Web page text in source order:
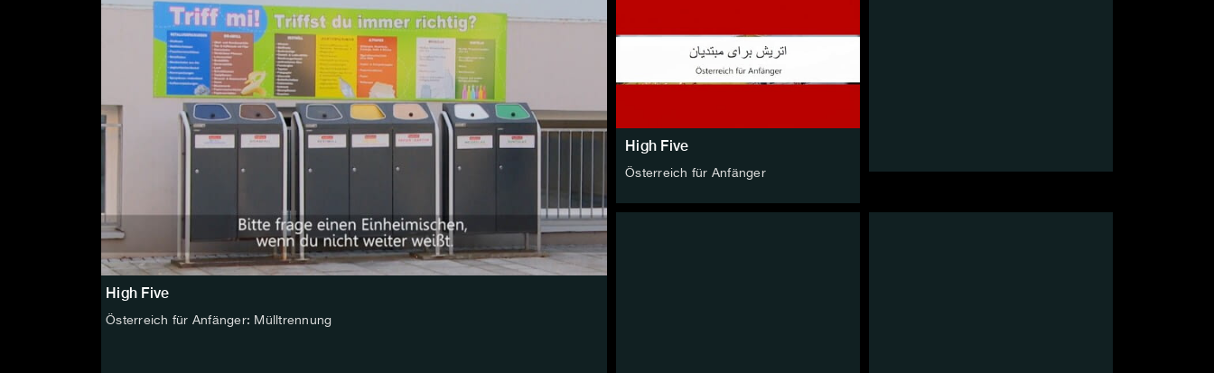
High Five
Österreich für Anfänger: Mülltrennung
High Five
Österreich für Anfänger